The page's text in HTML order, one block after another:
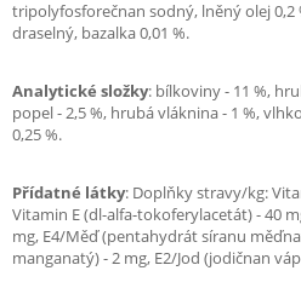
tripolyfosforečnan sodný, lněný olej 0,2
draselný, bazalka 0,01 %.
Analytické složky: bílkoviny - 11 %,
popel - 2,5 %, hrubá vláknina - 1 %,
0,25 %.
Přídatné látky: Doplňky stravy/kg:
Vitamin E (dl-alfa-tokoferylacetát) - 40
mg, E4/Měď (pentahydrát síranu
manganatý) - 2 mg, E2/Jod (jodičnan